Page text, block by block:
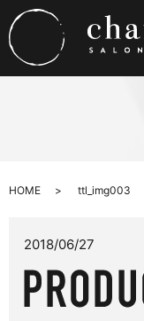
HOME ttl_img003
2018/06/27